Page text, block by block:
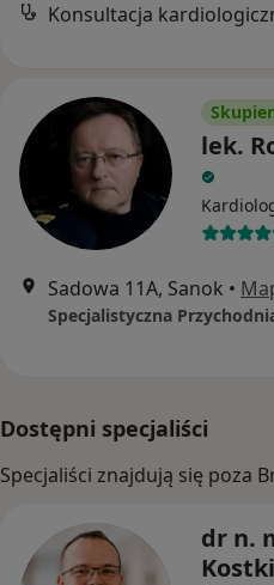
Konsultacja
lek.
Sadowa 11A, Sanok •
Dostępni specjaliści
Specjaliści znajdują się poza
dr n.